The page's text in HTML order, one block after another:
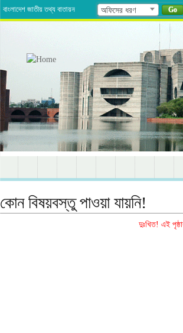
বাংলাদেশ জাতীয় তথ্য বাতায়ন অফিসের ধরণ Go
কোন বিষয়বস্তু পাওয়া যায়নি!
দুঃখিত! এই